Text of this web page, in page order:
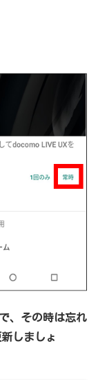
、その時は忘れ
しましょ